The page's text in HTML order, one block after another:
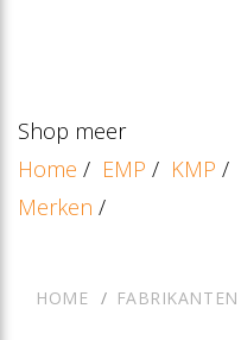
Shop meer
Home / EMP / KMP /
Merken /
HOME FABRIKANTEN